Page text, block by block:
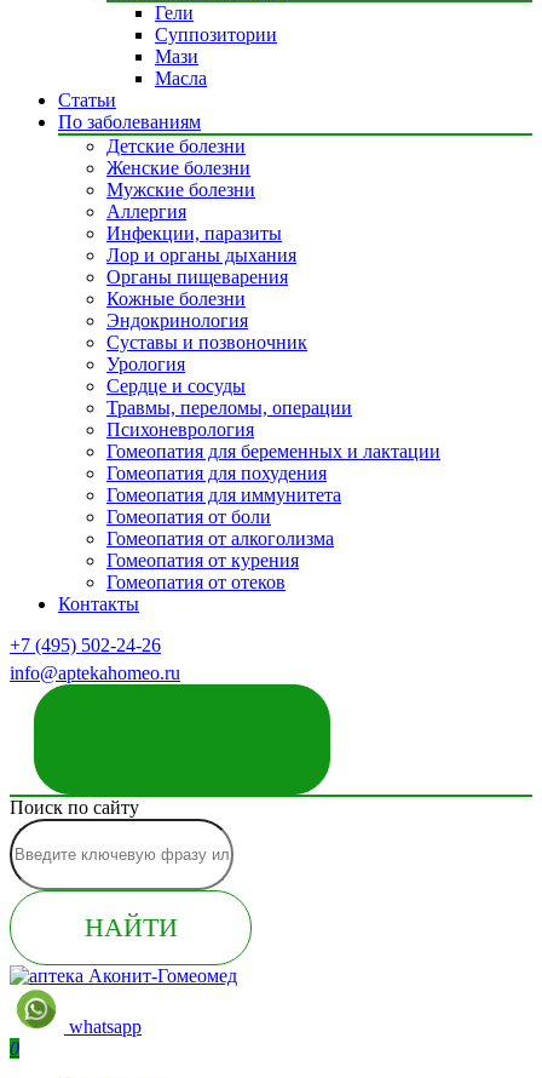
Гели
Суппозитории
Мази
Масла
Статьи
По заболеваниям
Детские болезни
Женские болезни
Мужские болезни
Аллергия
Инфекции, паразиты
Лор и органы дыхания
Органы пищеварения
Кожные болезни
Эндокринология
Суставы и позвоночник
Урология
Сердце и сосуды
Травмы, переломы, операции
Психоневрология
Гомеопатия для беременных и лактации
Гомеопатия для похудения
Гомеопатия для иммунитета
Гомеопатия от боли
Гомеопатия от алкоголизма
Гомеопатия от курения
Гомеопатия от отеков
Контакты
+7 (495) 502-24-26
info@aptekahomeo.ru
Поиск по сайту
НАЙТИ
whatsapp
0